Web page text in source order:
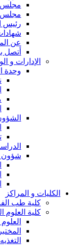
مجلس
مجلس
رئيس
عن
أتصل
الإدارات و
وحدة
شؤون
الكليات و المراكز
كلية طب
كلية العلوم